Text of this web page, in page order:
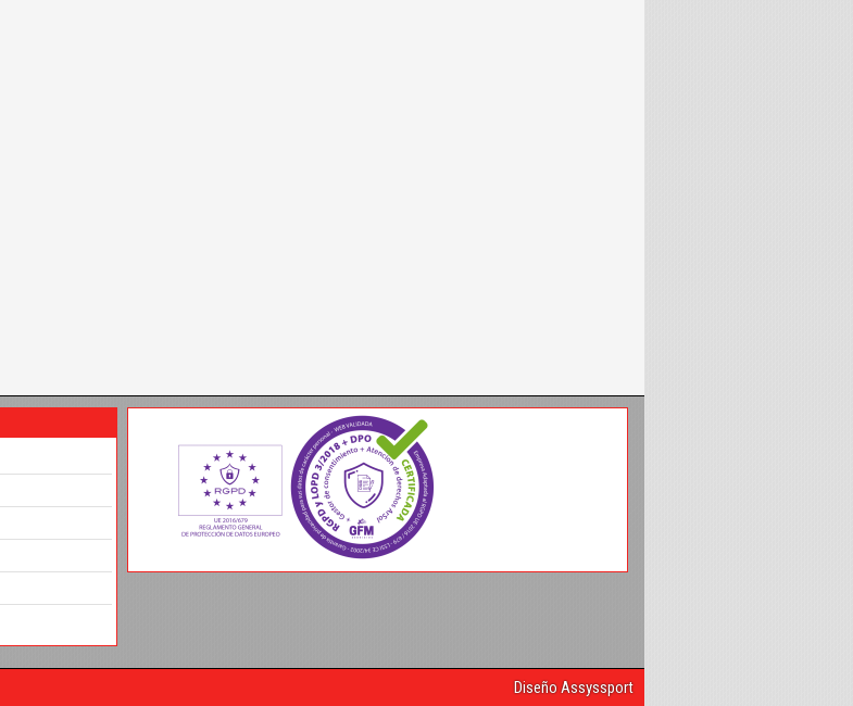
Diseño Assyssport